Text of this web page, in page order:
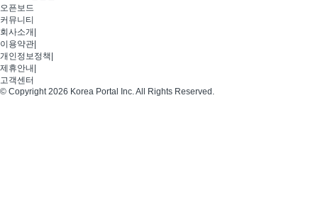
오픈보드
커뮤니티
회사소개
이용약관
개인정보정책
제휴안내
고객센터
© Copyright 2026 Korea Portal Inc. All Rights Reserved.